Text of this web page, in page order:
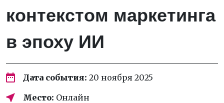
контекстом маркетинга
в эпоху ИИ
Дата события: 20 ноября 2025
Место: Онлайн